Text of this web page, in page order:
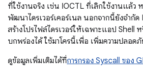
ที่ใช้งานจริง เช่น IOCTL ที่เลิกใช้งานแล้ว
พัฒนาไดรเวอร์เคอร์เนล นอกจากนี้ยังจำกัด
สร้างโปรไฟล์ไดรเวอร์ให้เฉพาะแอป Shell
บกพร่องได้ ใช้มาโครนี้เพื่อ เพิ่มความปลอด
ดูข้อมูลเพิ่มเติมได้ที่การกรอง Syscall ของ